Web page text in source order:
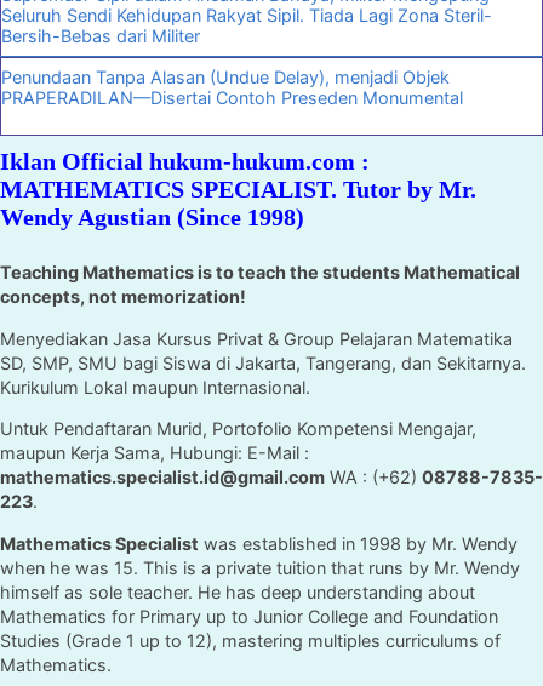
Seluruh Sendi Kehidupan Rakyat Sipil. Tiada Lagi Zona Steril-
Bersih-Bebas dari Militer
Penundaan Tanpa Alasan (Undue Delay), menjadi Objek
PRAPERADILAN—Disertai Contoh Preseden Monumental
Iklan Official hukum-hukum.com :
MATHEMATICS SPECIALIST. Tutor by Mr.
Wendy Agustian (Since 1998)
Teaching Mathematics is to teach the students Mathematical
concepts, not memorization!
Menyediakan Jasa Kursus Privat & Group Pelajaran Matematika
SD, SMP, SMU bagi Siswa di Jakarta, Tangerang, dan Sekitarnya.
Kurikulum Lokal maupun Internasional.
Untuk Pendaftaran Murid, Portofolio Kompetensi Mengajar,
maupun Kerja Sama, Hubungi: E-Mail :
mathematics.specialist.id@gmail.com WA : (+62) 08788-7835-
223.
Mathematics Specialist was established in 1998 by Mr. Wendy
when he was 15. This is a private tuition that runs by Mr. Wendy
himself as sole teacher. He has deep understanding about
Mathematics for Primary up to Junior College and Foundation
Studies (Grade 1 up to 12), mastering multiples curriculums of
Mathematics.